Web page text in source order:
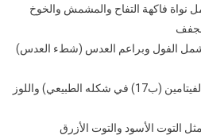
نواة فاكهة التفاح والمشمش والخوخ
الفول وبراعم العدس (شطء العدس)
– البذور: اللوز المر (أغني مصدر لفيتامين (ب17) في شكله الطبيعي) واللوز
التوت الأسود والتوت الأزرق